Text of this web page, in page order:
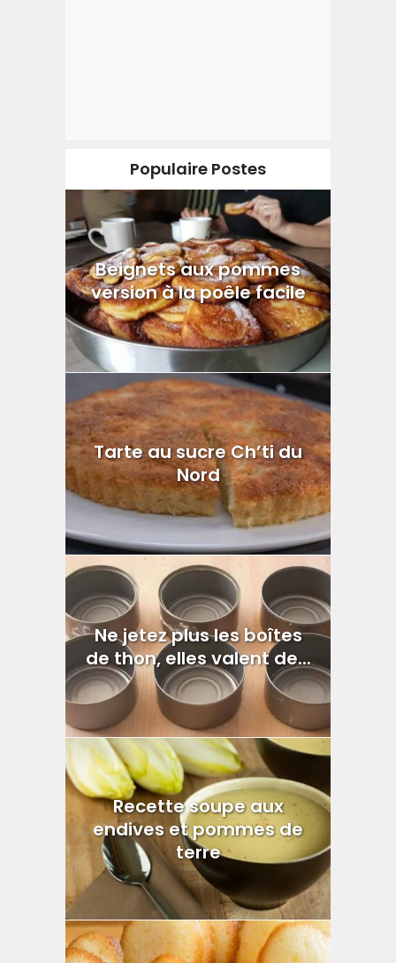
Populaire Postes
Beignets aux pommes
version à la poêle facile
Tarte au sucre Ch’ti du
Nord
Ne jetez plus les boîtes
de thon, elles valent de...
Recette soupe aux
endives et pommes de
terre